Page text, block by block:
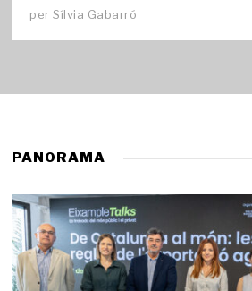
perSílvia Gabarró
PANORAMA